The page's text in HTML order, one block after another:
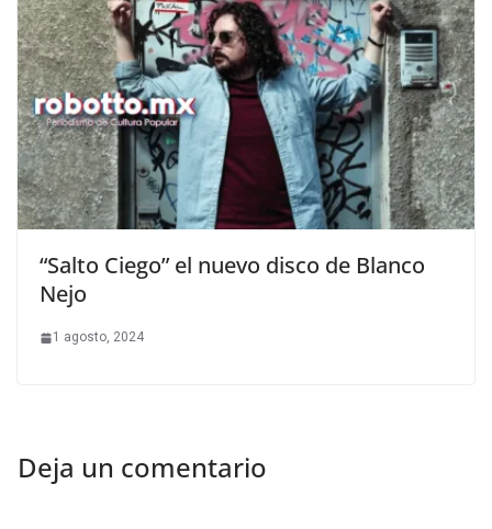
“Salto Ciego” el nuevo disco de Blanco
Nejo
1 agosto, 2024
Deja un comentario